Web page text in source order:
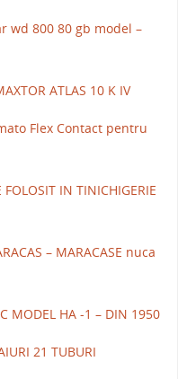
wd 800 80 gb model –
ATLAS 10 K IV
Flex Contact pentru
IN TINICHIGERIE
– MARACASE nuca
MODEL HA -1 – DIN 1950
21 TUBURI